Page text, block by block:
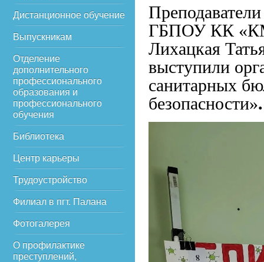
Дистанционное обучение
Выпускникам
Отделение
дополнительного
профессионального
образования и
профессионального
обучения
Библиотека
Центр карьеры
Трудоустройство
Филиал в пгт. Палана
Фотогалерея
О профилактике
преступлений,
ГБПОУ КК
Лихацкая
выступили
санитарных
безопасности».